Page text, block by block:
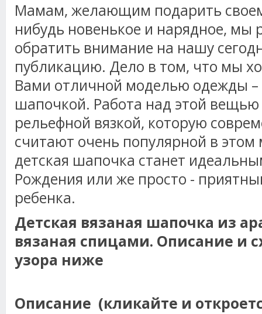
Мамам, желающим подарить
нибудь новенькое и нарядное, мы
обратить внимание на нашу
публикацию. Дело в том, что мы
Вами отличной моделью одежды –
шапочкой. Работа над этой
рельефной вязкой, которую
считают очень популярной в этом
детская шапочка станет
Рождения или же просто -
ребенка.
Детская вязаная шапочка из
вязаная спицами. Описание и
узора ниже
Описание (кликайте и